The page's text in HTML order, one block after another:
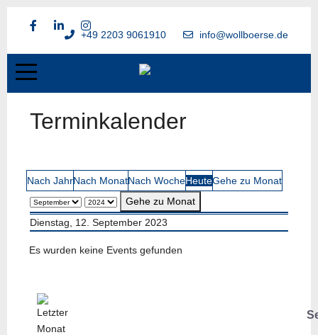
+49 2203 9061910 info@wollboerse.de
Terminkalender
Nach JahrNach MonatNach WocheHeuteGehe zu Monat
Gehe zu Monat
Dienstag, 12. September 2023
Es wurden keine Events gefunden